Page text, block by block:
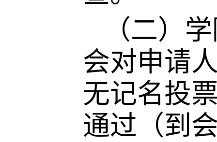
（二）
会对申请
无记名投
通过（到